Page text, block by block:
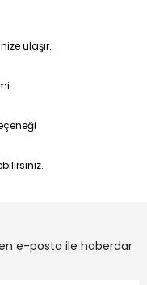
ulaşır.
e-posta ile haberdar